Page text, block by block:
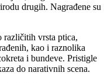
drugih. Nagrađene su
različitih vrsta ptica,
kao i raznolika
i bundeve. Pristigle
do narativnih scena.